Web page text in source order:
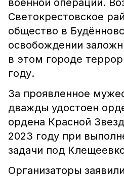
военной операции.
Светокрестовское
общество в
освобождении
в этом городе
году.
За проявленное
дважды удостоен
ордена Красной
2023 году при
задачи под
Организаторы